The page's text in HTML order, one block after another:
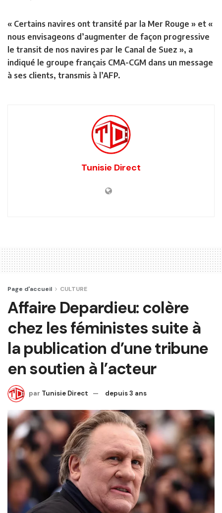
« Certains navires ont transité par la Mer Rouge » et «
nous envisageons d’augmenter de façon progressive
le transit de nos navires par le Canal de Suez », a
indiqué le groupe français CMA-CGM dans un message
à ses clients, transmis à l’AFP.
Tunisie Direct
Page d'accueil CULTURE
Affaire Depardieu: colère
chez les féministes suite à
la publication d’une tribune
en soutien à l’acteur
par Tunisie Direct depuis 3 ans